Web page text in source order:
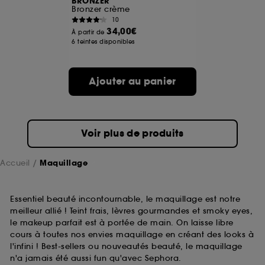
Bronzer crème
10
À partir de34,00€
6 teintes disponibles
Ajouter au panier
Voir plus de produits
Accueil Maquillage
Essentiel beauté incontournable, le maquillage est notre
meilleur allié ! Teint frais, lèvres gourmandes et smoky eyes,
le makeup parfait est à portée de main. On laisse libre
cours à toutes nos envies maquillage en créant des looks à
l'infini ! Best-sellers ou nouveautés beauté, le maquillage
n'a jamais été aussi fun qu'avec Sephora.
A l'exception des cookies techniques, le dépôt et la
lecture de ces traceurs requiert votre accord. Vous
pouvez personnaliser vos choix concernant le dépôt
choix" ci-dessous ou décider de "tout accepter".
Sephora pourra associer les informations de
navigation collectées par ces Cookies, pour les
sur "continuer sans accepter". Voous pouvez à tout
moment choisir de retirer votrte consentement. Si vous
souhaitez obtenir plus d'information sur les cookies